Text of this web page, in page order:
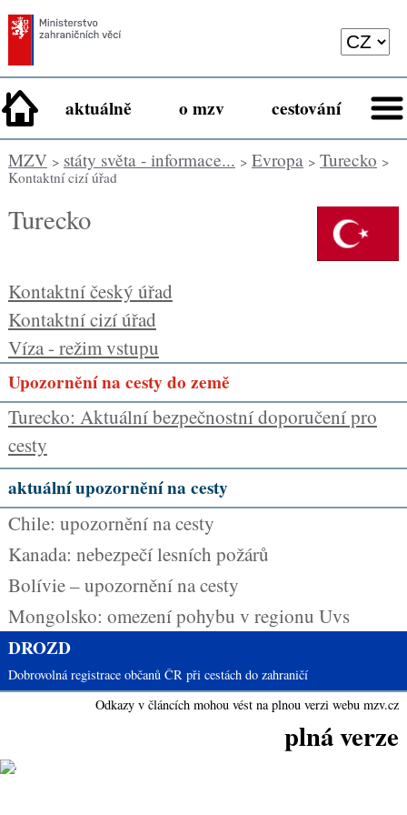
aktuálně o mzv cestování
MZV> státy světa - informace... > Evropa> Turecko >
Kontaktní cizí úřad
Turecko
Kontaktní český úřad
Kontaktní cizí úřad
Víza - režim vstupu
Upozornění na cesty do země
Turecko: Aktuální bezpečnostní doporučení pro
cesty
aktuální upozornění na cesty
Chile: upozornění na cesty
Kanada: nebezpečí lesních požárů
Bolívie – upozornění na cesty
Mongolsko: omezení pohybu v regionu Uvs
DROZD
Dobrovolná registrace občanů ČR při cestách do zahraničí
Odkazy v článcích mohou vést na plnou verzi webu mzv.cz
plná verze